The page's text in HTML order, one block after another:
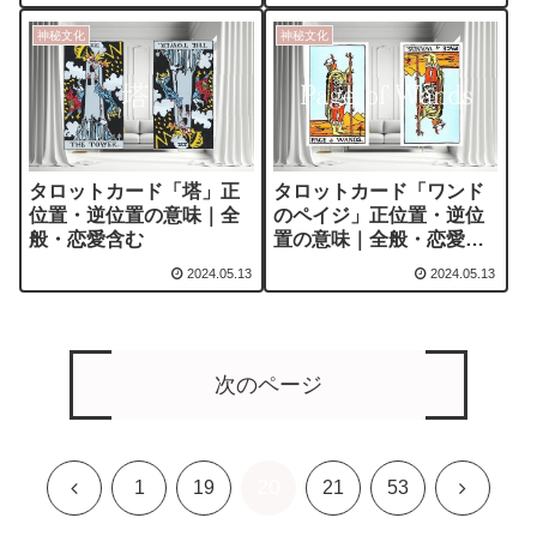
神秘文化
タロットカード「塔」正
位置・逆位置の意味｜全
般・恋愛含む
2024.05.13
神秘文化
タロットカード「ワンド
のペイジ」正位置・逆位
置の意味｜全般・恋愛含
2024.05.13
次のページ
前 1 19 21 53 次